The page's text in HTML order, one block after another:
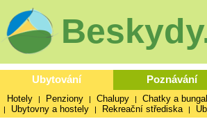
Ubytování Poznávání
Hotely | Penziony | Chalupy | Chatky a
| Ubytovny a hostely | Rekreační střediska |